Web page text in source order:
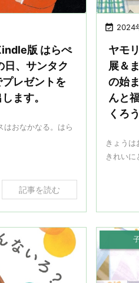
版 はらぺ
日、サンタク
レゼントを
ます。
はおなかなる。はら
記事を読む
 2024
ヤモ
展＆
の始
んと
くろ
きょう
きれい